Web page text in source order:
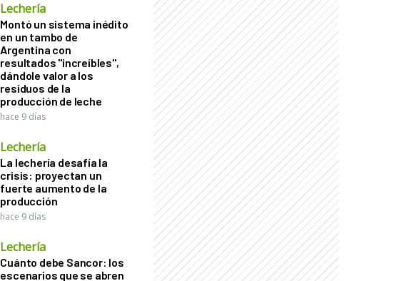
Lechería
Montó un sistema inédito
en un tambo de
Argentina con
resultados "increíbles",
dándole valor a los
residuos de la
producción de leche
hace 9 días
Lechería
La lechería desafía la
crisis: proyectan un
fuerte aumento de la
producción
hace 9 días
Lechería
Cuánto debe Sancor: los
escenarios que se abren